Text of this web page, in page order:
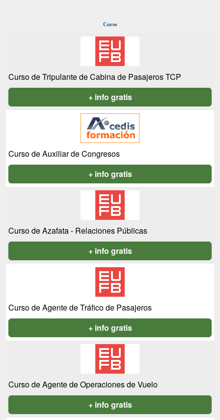
Curso
Curso de Tripulante de Cabina de Pasajeros TCP
+ info gratis
Curso de Auxiliar de Congresos
+ info gratis
Curso de Azafata - Relaciones Públicas
+ info gratis
Curso de Agente de Tráfico de Pasajeros
+ info gratis
Curso de Agente de Operaciones de Vuelo
+ info gratis